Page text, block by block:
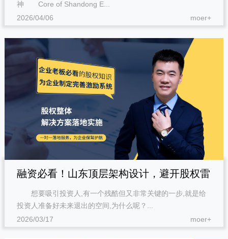
神 Core of Shandong E...
2026/04/06
moer+
融资必看！山东顶层架构设计，避开股权雷
区，提升投资人认可度
想要吸引投资人,有一个残酷但又非常关键的一步,就是给
投资人准备好未来退出的空间,为什么呢？...
2026/03/17
moer+